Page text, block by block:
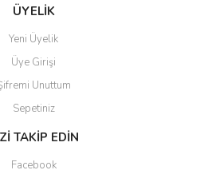
Gönder
ÜYELİK
Yeni Üyelik
Üye Girişi
Unuttum
Sepetiniz
TAKİP EDİN
Facebook